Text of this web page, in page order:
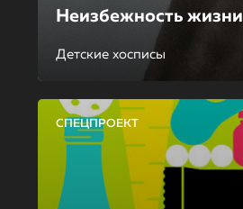
Неизбежность жизни
Детские хосписы
СПЕЦПРОЕКТ